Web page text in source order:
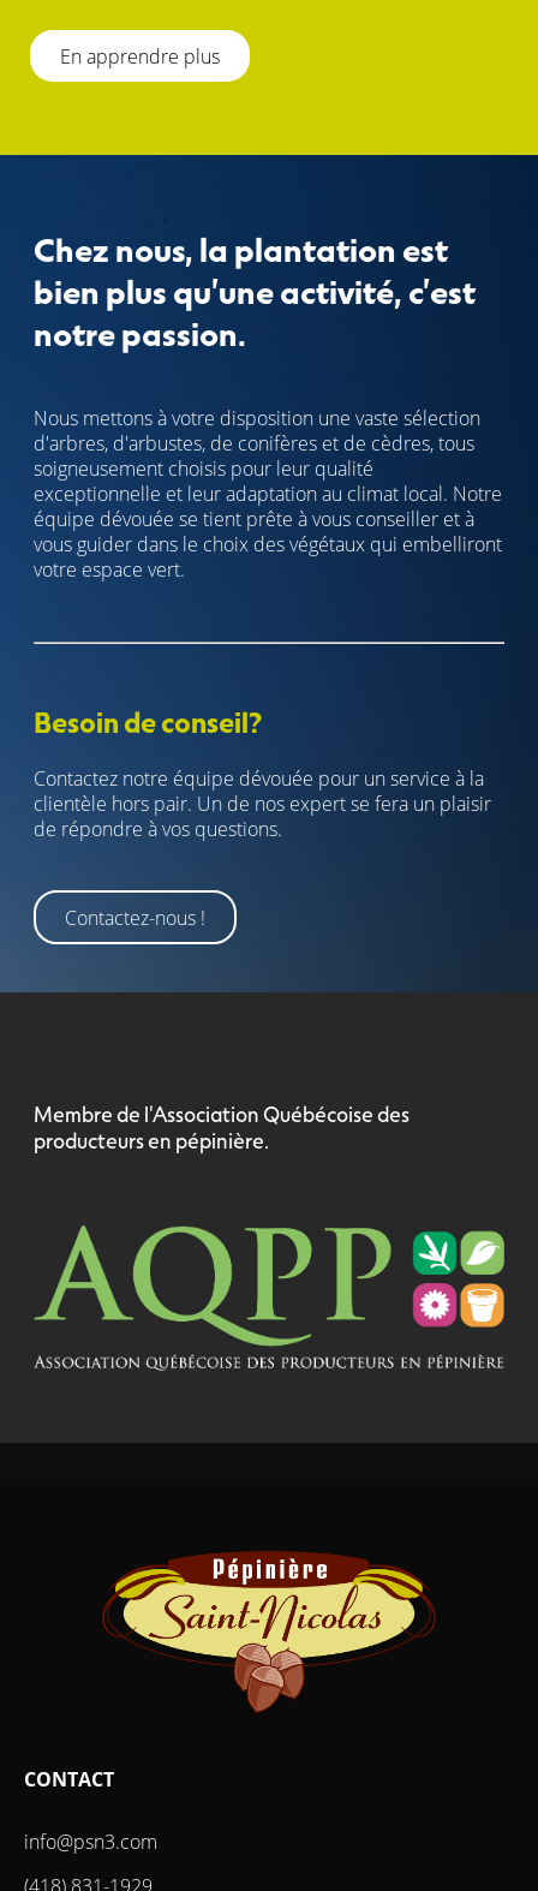
En apprendre plus
Chez nous, la plantation est
bien plus qu'une activité, c'est
notre passion.
Nous mettons à votre disposition une vaste sélection
d'arbres, d'arbustes, de conifères et de cèdres, tous
soigneusement choisis pour leur qualité
exceptionnelle et leur adaptation au climat local. Notre
équipe dévouée se tient prête à vous conseiller et à
vous guider dans le choix des végétaux qui embelliront
votre espace vert.
Besoin de conseil?
Contactez notre équipe dévouée pour un service à la
clientèle hors pair. Un de nos expert se fera un plaisir
de répondre à vos questions.
Contactez-nous !
Membre de l'Association Québécoise des
producteurs en pépinière.
CONTACT
info@psn3.com